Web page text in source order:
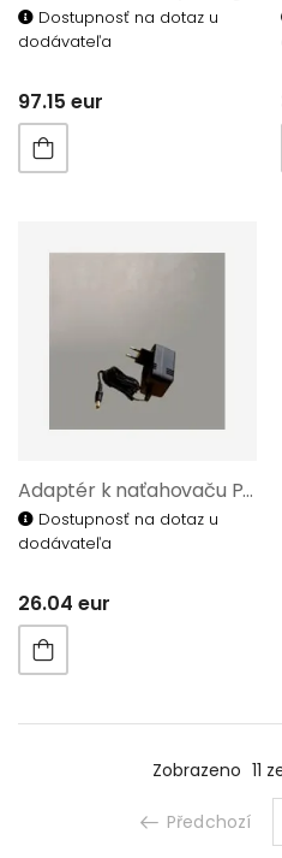
Dostupnosť na dotaz u
dodávateľa
97.15 eur
Adaptér k naťahovaču Piccolo 70005/71
Dostupnosť na dotaz u
dodávateľa
26.04 eur
Zobrazeno 11
Předchozí